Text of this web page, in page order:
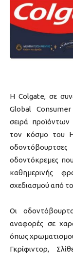
Η Colgate, σε
Global
σειρά προϊόντων
τον κόσμο του
οδοντόκρεμες
καθημερινής
σχεδιασμού από
Οι
αναφορές σε
όπως
Γκρίφιντορ,